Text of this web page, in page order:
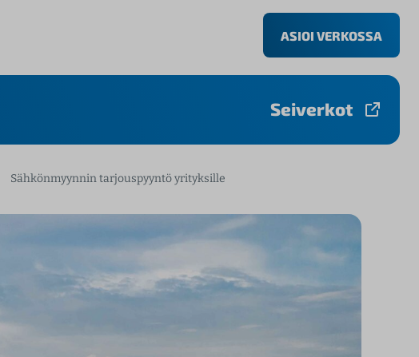
ASIOI VERKOSSA
Seiverkot
Sähkönmyynnin tarjouspyyntö yrityksille